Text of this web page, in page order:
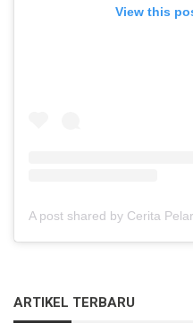
View this
A post shared by Cerita
ARTIKEL TERBARU